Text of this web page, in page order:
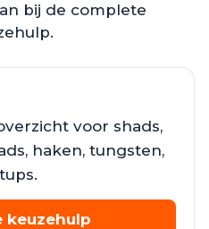
bij de complete
voor shads,
haken, tungsten,
keuzehulp